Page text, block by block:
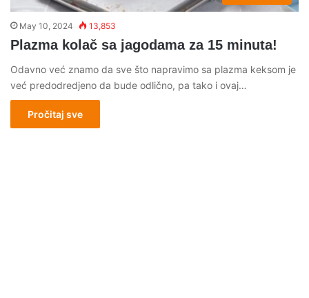
May 10, 2024 13,853
Plazma kolač sa jagodama za 15 minuta!
Odavno već znamo da sve što napravimo sa plazma keksom je
već predodredjeno da bude odlično, pa tako i ovaj…
Pročitaj sve